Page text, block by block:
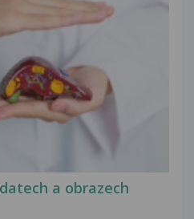
a obrazech